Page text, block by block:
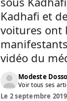
Kadhafi et
voitures ont
vidéo du
Modeste
Voir tous ses
Le 2 septembre